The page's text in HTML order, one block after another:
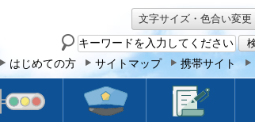
文字サイズ・色合い変更
サ
イ
ト
はじめての方
サイトマップ 携帯サイト